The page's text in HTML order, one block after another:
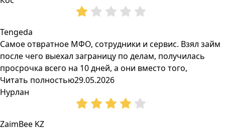
Tengeda
Самое отвратное МФО, сотрудники и сервис. Взял займ
после чего выехал заграницу по делам, получилась
просрочка всего на 10 дней, а они вместо того,
Читать полностью29.05.2026
Нурлан
ZaimBee KZ